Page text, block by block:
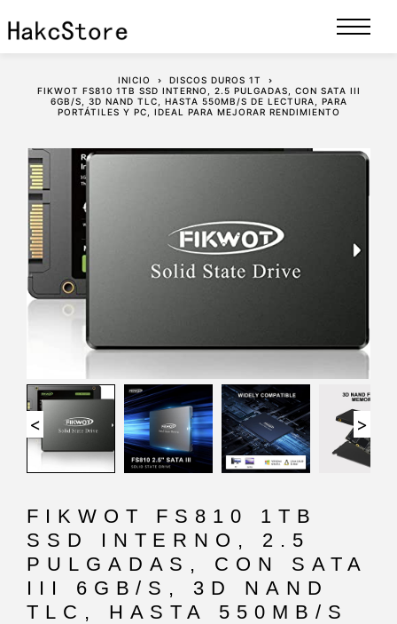
INICIO
DISCOS DUROS 1T
FIKWOT FS810 1TB SSD INTERNO, 2.5 PULGADAS, CON SATA III
6GB/S, 3D NAND TLC, HASTA 550MB/S DE LECTURA, PARA
PORTÁTILES Y PC, IDEAL PARA MEJORAR RENDIMIENTO
< >
FIKWOT FS810 1TB
SSD INTERNO, 2.5
PULGADAS, CON SATA
III 6GB/S, 3D NAND
TLC, HASTA 550MB/S